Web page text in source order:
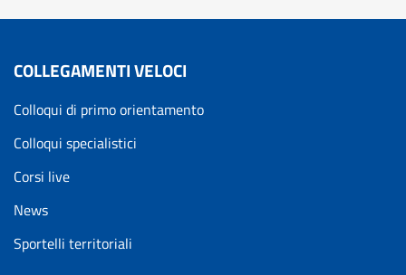
COLLEGAMENTI VELOCI
Colloqui di primo orientamento
Colloqui specialistici
Corsi live
News
Sportelli territoriali